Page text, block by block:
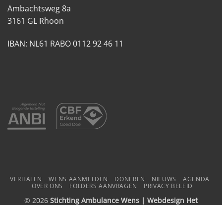
Ambachtsweg 8a
3161 GL Rhoon
IBAN: NL61 RABO 0112 92 46 11
VERHALEN WENS AANMELDEN DONEREN NIEUWS
AGENDA
OVER ONS
FOLDERS AANVRAGEN PRIVACY BELEID
© 2026 Stichting Ambulance Wens | Webdesign Het